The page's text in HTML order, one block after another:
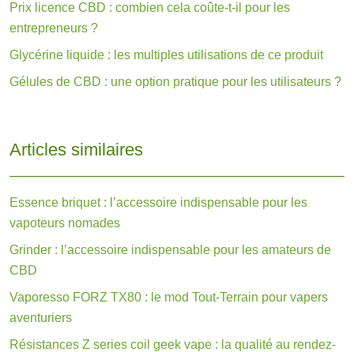
Prix licence CBD : combien cela coûte-t-il pour les
entrepreneurs ?
Glycérine liquide : les multiples utilisations de ce produit
Gélules de CBD : une option pratique pour les utilisateurs ?
Articles similaires
Essence briquet : l’accessoire indispensable pour les
vapoteurs nomades
Grinder : l’accessoire indispensable pour les amateurs de
CBD
Vaporesso FORZ TX80 : le mod Tout-Terrain pour vapers
aventuriers
Résistances Z series coil geek vape : la qualité au rendez-